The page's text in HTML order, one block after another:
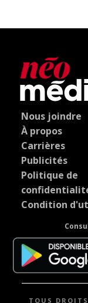
Nous joindre
À propos
Carrières
Publicités
Politique de
Condition
TOUS